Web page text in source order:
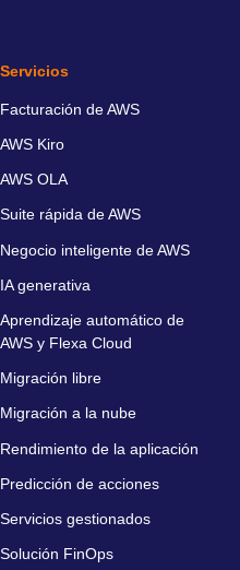
Servicios
Facturación de AWS
AWS Kiro
AWS OLA
Suite rápida de AWS
Negocio inteligente de AWS
IA generativa
Aprendizaje automático de
AWS y Flexa Cloud
Migración libre
Migración a la nube
Rendimiento de la aplicación
Predicción de acciones
Servicios gestionados
Solución FinOps